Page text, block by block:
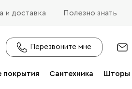
и доставка Полезно знать
Перезвоните мне
покрытия Сантехника Шторы